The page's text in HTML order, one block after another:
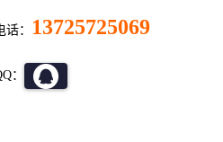
： 13725725069
：